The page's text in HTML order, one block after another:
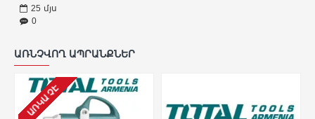
25 մյս
0
ԱՌՆՉՎՈՂ ԱՊՐԱՆՔՆԵՐ
ԱՌԿԱ ՉԷ